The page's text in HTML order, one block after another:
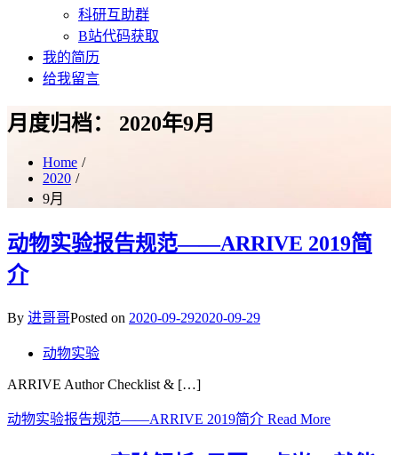
科研互助群
B站代码获取
我的简历
给我留言
月度归档： 2020年9月
Home
2020
9月
动物实验报告规范——ARRIVE 2019简
介
By 进哥哥Posted on 2020-09-292020-09-29
动物实验
ARRIVE Author Checklist & […]
动物实验报告规范——ARRIVE 2019简介 Read More